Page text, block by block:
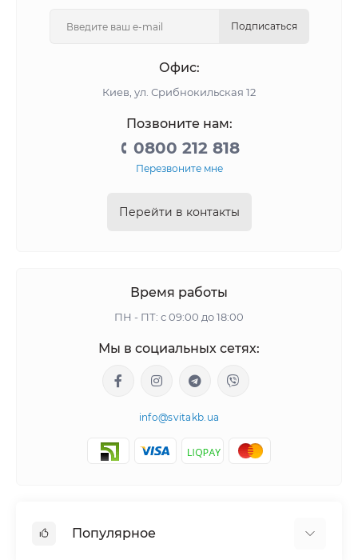
Подписаться
Офис:
Киев, ул. Срибнокильская 12
Позвоните нам:
0800 212 818
Перезвоните мне
Перейти в контакты
Время работы
ПН - ПТ: с 09:00 до 18:00
Мы в социальных сетях:
info@svitakb.ua
Популярное